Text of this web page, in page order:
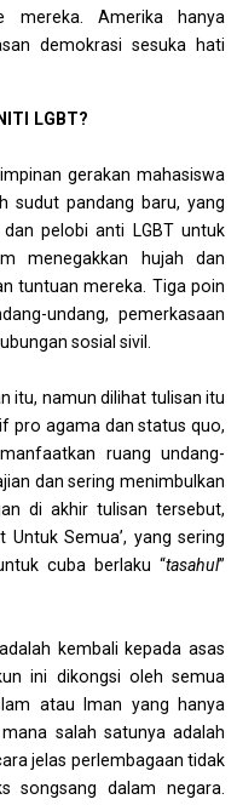
mereka. Amerika hanya
demokrasi sesuka hati
LGBT?
gerakan mahasiswa
sudut pandang baru, yang
pelobi anti LGBT untuk
menegakkan hujah dan
tuntuan mereka. Tiga poin
undang, pemerkasaan
sosial sivil.
itu, namun dilihat tulisan itu
pro agama dan status quo,
ruang undang-
dan sering menimbulkan
di akhir tulisan tersebut,
Untuk Semua’, yang sering
cuba berlaku “tasahul”
kembali kepada asas
ini dikongsi oleh semua
atau Iman yang hanya
salah satunya adalah
jelas perlembagaan tidak
songsang dalam negara.